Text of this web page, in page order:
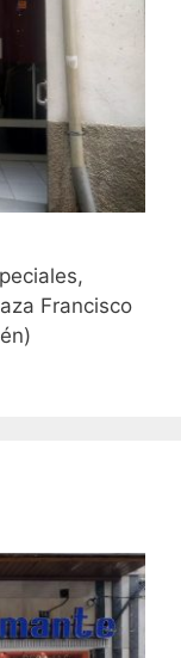
Francisco